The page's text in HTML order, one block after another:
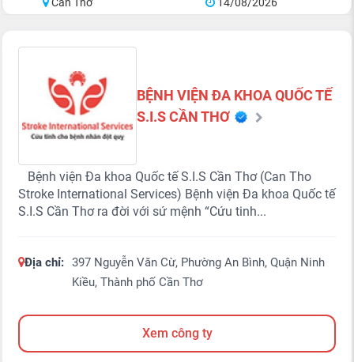
BỆNH VIỆN ĐA KHOA QUỐC TẾ
S.I.S CẦN THƠ
Bệnh viện Đa khoa Quốc tế S.I.S Cần Thơ (Can Tho
Stroke International Services) Bệnh viện Đa khoa Quốc tế
S.I.S Cần Thơ ra đời với sứ mệnh “Cứu tinh...
Địa chỉ: 397 Nguyễn Văn Cừ, Phường An Bình, Quận Ninh
Kiều, Thành phố Cần Thơ
Xem công ty